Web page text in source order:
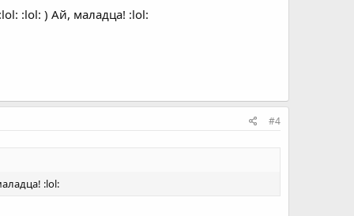
:lol: ) Ай, маладца! :lol:
#4
:lol: